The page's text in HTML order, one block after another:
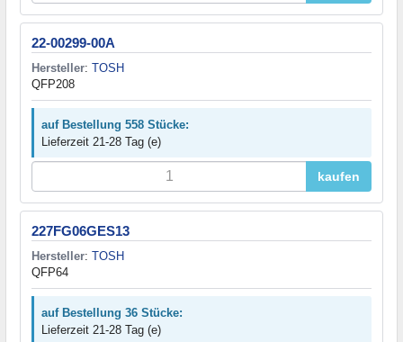
22-00299-00A
Hersteller: TOSH
QFP208
auf Bestellung 558 Stücke:
Lieferzeit 21-28 Tag (e)
kaufen
227FG06GES13
Hersteller: TOSH
QFP64
auf Bestellung 36 Stücke:
Lieferzeit 21-28 Tag (e)